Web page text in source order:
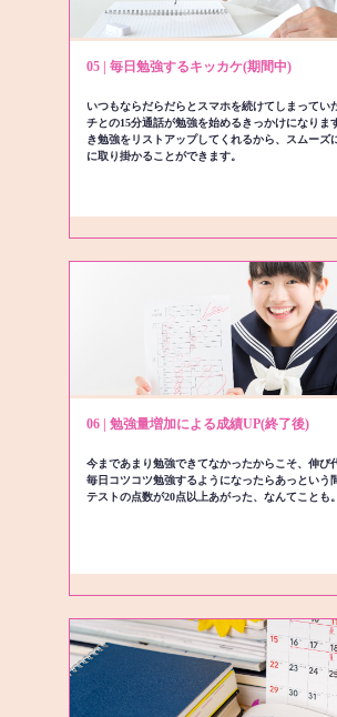
05 | 毎日勉強するキッカケ(期間中)
いつもならだらだらとスマホを続けてしまってい
チとの15分通話が勉強を始めるきっかけになりま
き勉強をリストアップしてくれるから、スムーズ
に取り掛かることができます。
06 | 勉強量増加による成績UP(終了後)
今まであまり勉強できてなかったからこそ、伸び
毎日コツコツ勉強するようになったらあっという
テストの点数が20点以上あがった、なんてことも。